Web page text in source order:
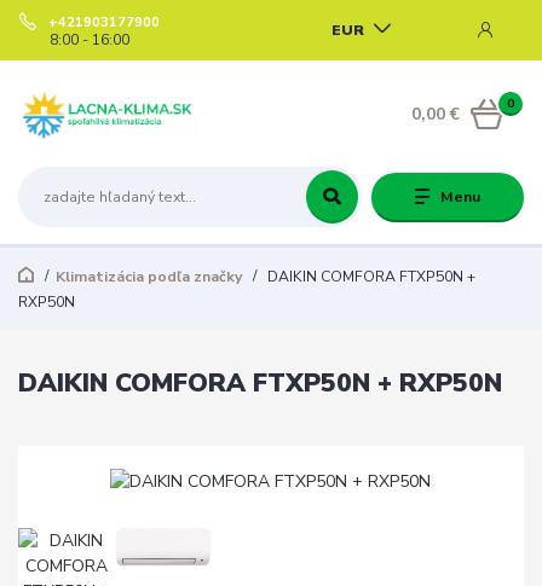
Menu
EUR
+421903177900
8:00 - 16:00
0
0,00 €
Klimatizácia podľa značky
DAIKIN COMFORA FTXP50N +
RXP50N
DAIKIN COMFORA FTXP50N + RXP50N